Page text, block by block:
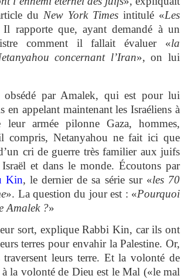
du New York Times intitulé «Les
rapporte que, ayant demandé à un
comment il fallait évaluer «la
concernant l’Iran», on lui
obsédé par Amalek, qui est pour lui
en appelant maintenant les Israéliens à
armée pilonne Gaza, hommes,
compris, Netanyahou ne fait ici que
cri de guerre très familier aux juifs
et dans le monde. Écoutons par
Kin, le dernier de sa série sur «les 70
». La question du jour est : «Pourquoi
Amalek ?»
sort, explique Rabbi Kin, car ils ont
terres pour envahir la Palestine. Or,
leurs terre. Et la volonté de
la volonté de Dieu est le Mal («le mal